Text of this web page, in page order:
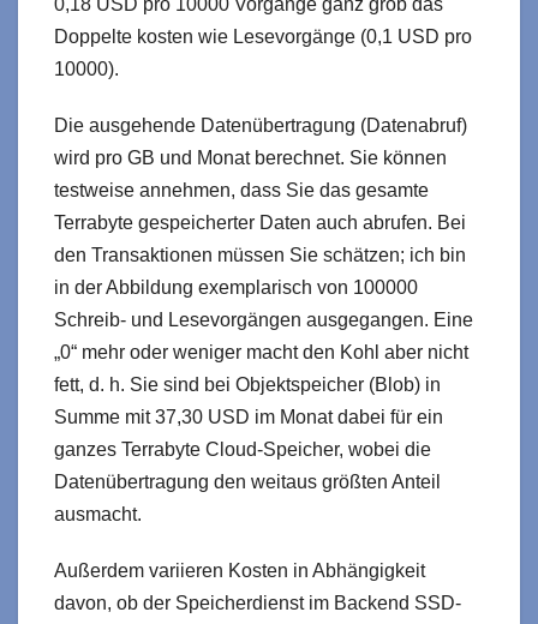
0,18 USD pro 10000 Vorgänge ganz grob das
Doppelte kosten wie Lesevorgänge (0,1 USD pro
10000).
Die ausgehende Datenübertragung (Datenabruf)
wird pro GB und Monat berechnet. Sie können
testweise annehmen, dass Sie das gesamte
Terrabyte gespeicherter Daten auch abrufen. Bei
den Transaktionen müssen Sie schätzen; ich bin
in der Abbildung exemplarisch von 100000
Schreib- und Lesevorgängen ausgegangen. Eine
„0“ mehr oder weniger macht den Kohl aber nicht
fett, d. h. Sie sind bei Objektspeicher (Blob) in
Summe mit 37,30 USD im Monat dabei für ein
ganzes Terrabyte Cloud-Speicher, wobei die
Datenübertragung den weitaus größten Anteil
ausmacht.
Außerdem variieren Kosten in Abhängigkeit
davon, ob der Speicherdienst im Backend SSD-